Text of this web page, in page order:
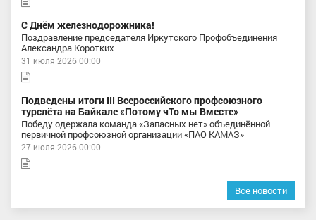
С Днём железнодорожника!
Поздравление председателя Иркутского Профобъединения
Александра Коротких
31 июля 2026 00:00
Подведены итоги III Всероссийского профсоюзного
турслёта на Байкале «Потому чТо мы Вместе»
Победу одержала команда «Запасных нет» объединённой
первичной профсоюзной организации «ПАО КАМАЗ»
27 июля 2026 00:00
Все новости